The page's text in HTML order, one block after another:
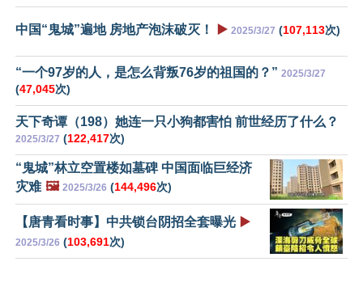
中国“鬼城”遍地 房地产泡沫破灭！ ▶️ 2025/3/27 (107,113次)
“一个97岁的人，是怎么背叛76岁的祖国的？” 2025/3/27
(47,045次)
天下奇谭（198）她连一只小狗都害怕 前世经历了什么？
2025/3/27 (122,417次)
“鬼城”林立空置楼如墓碑 中国面临巨经济
灾难 🖼️ 2025/3/26 (144,496次)
【唐青看时事】中共锁台阴招全套曝光 ▶️
2025/3/26 (103,691次)